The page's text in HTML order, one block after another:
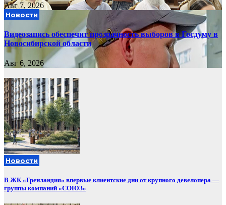
Авг 7, 2026
Новости
Видеозапись обеспечит прозрачность выборов в Госдуму в
Новосибирской области
Авг 6, 2026
Новости
В ЖК «Гренландия» впервые клиентские дни от крупного девелопера —
группы компаний «СОЮЗ»